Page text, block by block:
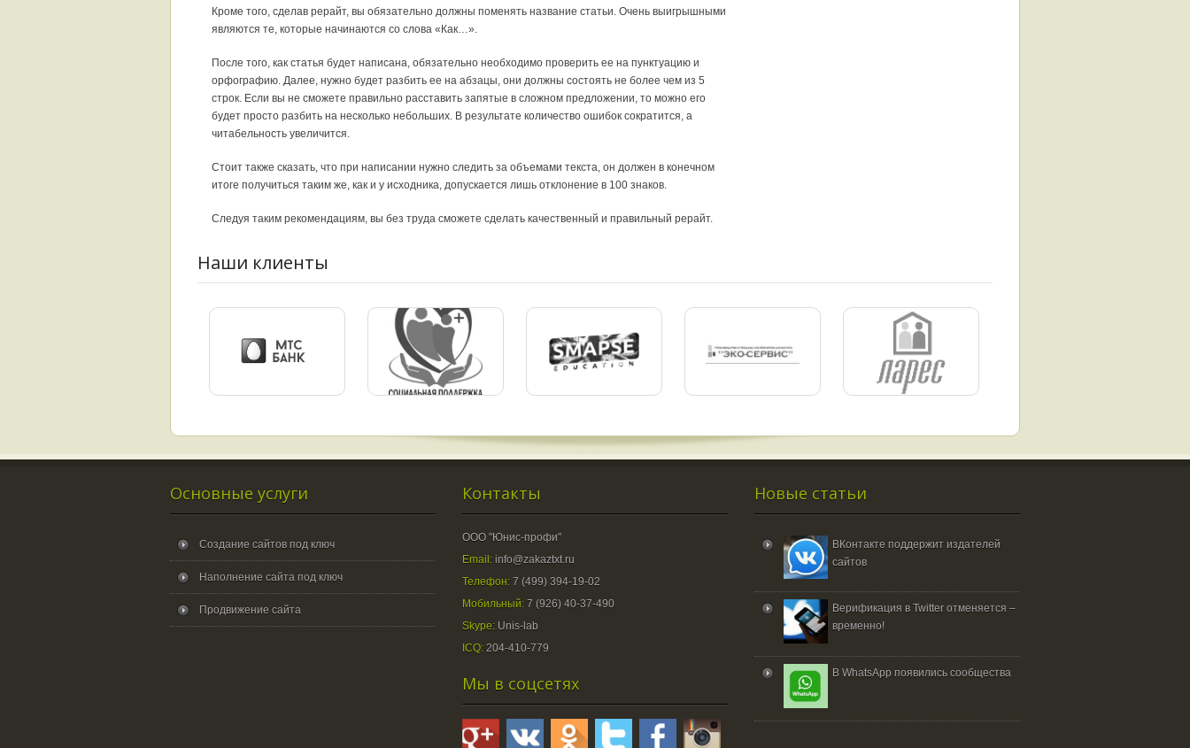
Кроме того, сделав рерайт, вы обязательно должны поменять название статьи. Очень выигрышными
являются те, которые начинаются со слова «Как…».
После того, как статья будет написана, обязательно необходимо проверить ее на пунктуацию и
орфографию. Далее, нужно будет разбить ее на абзацы, они должны состоять не более чем из 5
строк. Если вы не сможете правильно расставить запятые в сложном предложении, то можно его
будет просто разбить на несколько небольших. В результате количество ошибок сократится, а
читабельность увеличится.
Стоит также сказать, что при написании нужно следить за объемами текста, он должен в конечном
итоге получиться таким же, как и у исходника, допускается лишь отклонение в 100 знаков.
Следуя таким рекомендациям, вы без труда сможете сделать качественный и правильный рерайт.
Наши клиенты
Основные услуги
Создание сайтов под ключ
Наполнение сайта под ключ
Продвижение сайта
Контакты
ООО "Юнис-профи"
Email: info@zakaztxt.ru
Телефон: 7 (499) 394-19-02
Мобильный: 7 (926) 40-37-490
Skype: Unis-lab
ICQ: 204-410-779
Мы в соцсетях
Новые статьи
ВКонтакте поддержит издателей
сайтов
Верификация в Twitter отменяется –
временно!
В WhatsApp появились сообщества